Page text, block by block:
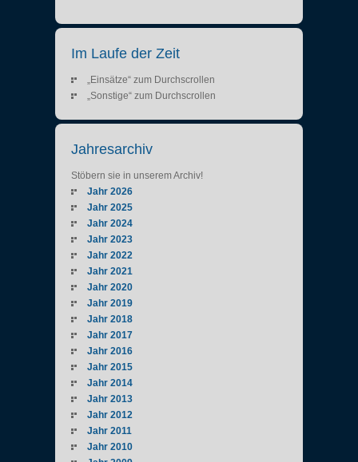
Im Laufe der Zeit
„Einsätze“ zum Durchscrollen
„Sonstige“ zum Durchscrollen
Jahresarchiv
Stöbern sie in unserem Archiv!
Jahr 2026
Jahr 2025
Jahr 2024
Jahr 2023
Jahr 2022
Jahr 2021
Jahr 2020
Jahr 2019
Jahr 2018
Jahr 2017
Jahr 2016
Jahr 2015
Jahr 2014
Jahr 2013
Jahr 2012
Jahr 2011
Jahr 2010